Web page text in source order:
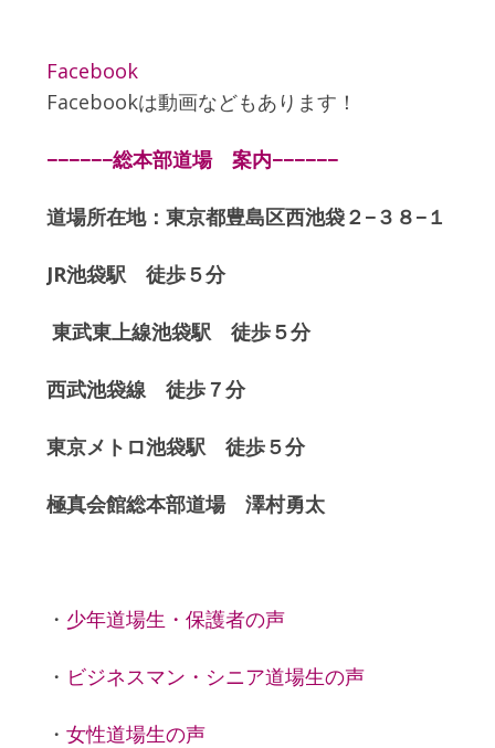
Facebook
Facebookは動画などもあります！
−−−−−−総本部道場 案内−−−−−−
道場所在地：東京都豊島区西池袋２−３８−１
JR池袋駅 徒歩５分
東武東上線池袋駅 徒歩５分
西武池袋線 徒歩７分
東京メトロ池袋駅 徒歩５分
極真会館総本部道場 澤村勇太
・ 少年道場生・保護者の声
・ ビジネスマン・シニア道場生の声
・ 女性道場生の声